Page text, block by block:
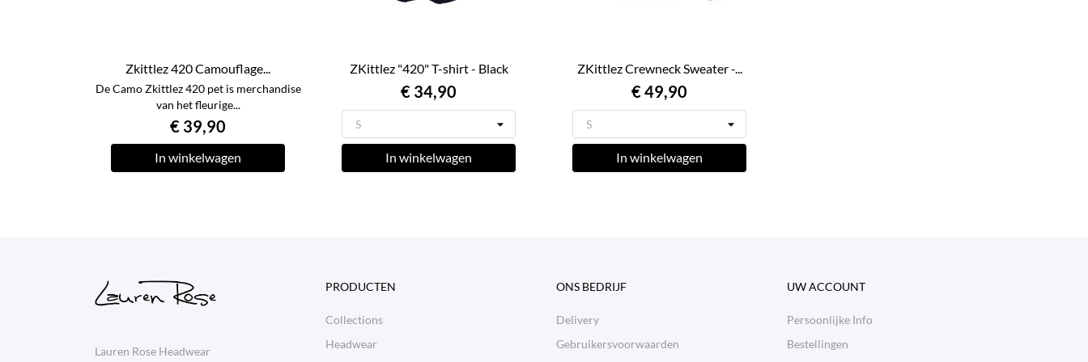
Zkittlez 420 Camouflage...
De Camo Zkittlez 420 pet is merchandise
van het fleurige...
€ 39,90
In winkelwagen
ZKittlez "420" T-shirt - Black
€ 34,90
In winkelwagen
ZKittlez Crewneck Sweater -...
€ 49,90
In winkelwagen
Lauren Rose Headwear
PRODUCTEN
Collections
Headwear
ONS BEDRIJF
Delivery
Gebruikersvoorwaarden
UW ACCOUNT
Persoonlijke Info
Bestellingen